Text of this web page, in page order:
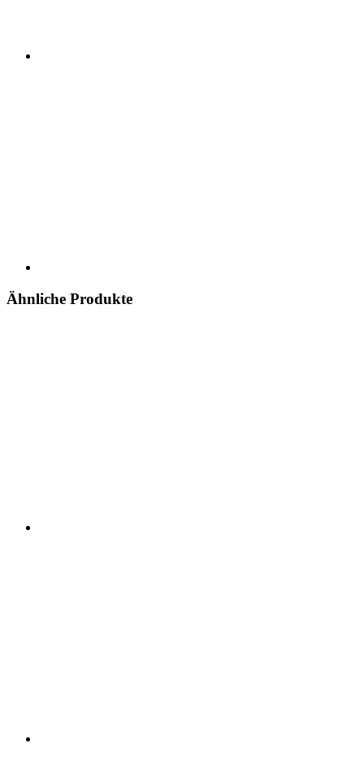
Ähnliche Produkte